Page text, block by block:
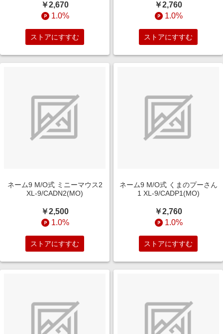
￥2,670
1.0%
ストアにすすむ
￥2,760
1.0%
ストアにすすむ
ネーム9 M/O式 ミニーマウス2
XL-9/CADN2(MO)
￥2,500
1.0%
ストアにすすむ
ネーム9 M/O式 くまのプーさん
1 XL-9/CADP1(MO)
￥2,760
1.0%
ストアにすすむ